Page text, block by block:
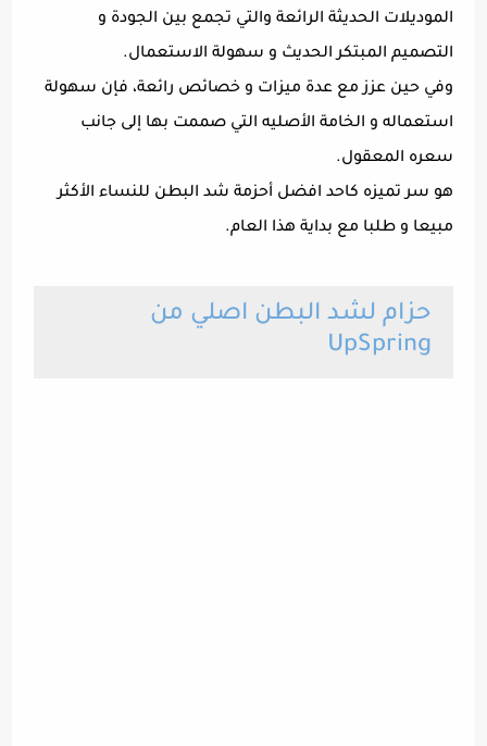
الموديلات الحديثة الرائعة والتي تجمع بين الجودة و
التصميم المبتكر الحديث و سهولة الاستعمال.
وفي حين عزز مع عدة ميزات و خصائص رائعة، فإن سهولة
استعماله و الخامة الأصليه التي صممت بها إلى جانب
سعره المعقول.
هو سر تميزه كاحد افضل أحزمة شد البطن للنساء الأكثر
مبيعا و طلبا مع بداية هذا العام.
حزام لشد البطن اصلي من
UpSpring